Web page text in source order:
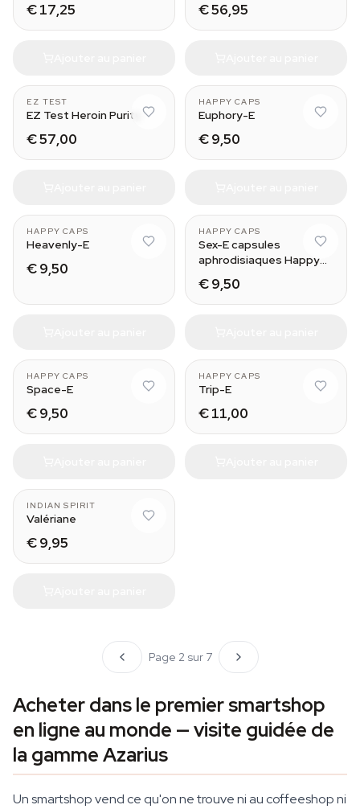
€ 17,25 € 56,95
EZ TEST
EZ Test Heroin Purity
€ 57,00
HAPPY CAPS
Euphory-E
€ 9,50
HAPPY CAPS
Heavenly-E
€ 9,50
HAPPY CAPS
Sex-E capsules
aphrodisiaques Happy
€ 9,50
HAPPY CAPS
Space-E
€ 9,50
HAPPY CAPS
Trip-E
€ 11,00
INDIAN SPIRIT
Valériane
€ 9,95
Page 2 sur 7
Acheter dans le premier smartshop
en ligne au monde — visite guidée de
la gamme Azarius
Un smartshop vend ce qu'on ne trouve ni au coffeeshop ni